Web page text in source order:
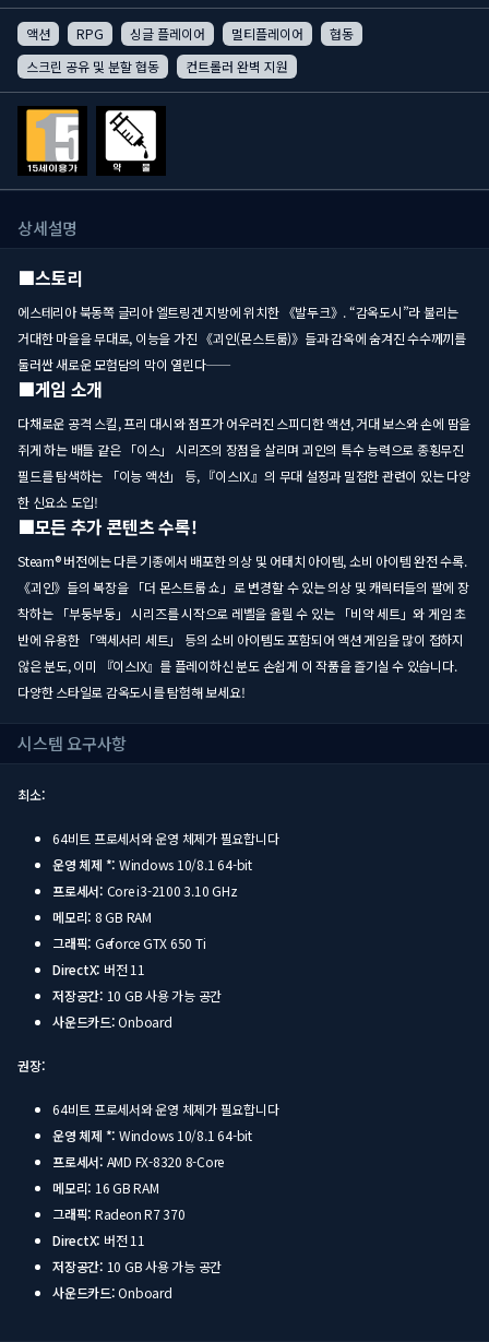
액션 RPG 싱글 플레이어 멀티플레이어
협동
스크린 공유 및 분할 협동
컨트롤러 완벽 지원
상세설명
■스토리
에스테리아 북동쪽 글리아 엘트링겐 지방에 위치한 《발두크》. “감옥도시”라 불리는
거대한 마을을 무대로, 이능을 가진 《괴인(몬스트룸)》들과 감옥에 숨겨진 수수께끼를
둘러싼 새로운 모험담의 막이 열린다――
■게임 소개
다채로운 공격 스킬, 프리 대시와 점프가 어우러진 스피디한 액션, 거대 보스와 손에 땀을
쥐게 하는 배틀 같은 「이스」 시리즈의 장점을 살리며 괴인의 특수 능력으로 종횡무진
필드를 탐색하는 「이능 액션」 등, 『이스Ⅸ』의 무대 설정과 밀접한 관련이 있는 다양
한 신요소 도입!
■모든 추가 콘텐츠 수록!
Steam® 버전에는 다른 기종에서 배포한 의상 및 어태치 아이템, 소비 아이템 완전 수록.
《괴인》들의 복장을 「더 몬스트룸 쇼」로 변경할 수 있는 의상 및 캐릭터들의 팔에 장
착하는 「부둥부둥」 시리즈를 시작으로 레벨을 올릴 수 있는 「비약 세트」와 게임 초
반에 유용한 「액세서리 세트」 등의 소비 아이템도 포함되어 액션 게임을 많이 접하지
않은 분도, 이미 『이스IX』를 플레이하신 분도 손쉽게 이 작품을 즐기실 수 있습니다.
다양한 스타일로 감옥도시를 탐험해 보세요!
시스템 요구사항
최소:
64비트 프로세서와 운영 체제가 필요합니다
운영 체제 *: Windows 10/8.1 64-bit
프로세서: Core i3-2100 3.10 GHz
메모리: 8 GB RAM
그래픽: Geforce GTX 650 Ti
DirectX: 버전 11
저장공간: 10 GB 사용 가능 공간
사운드카드:Onboard
권장:
64비트 프로세서와 운영 체제가 필요합니다
운영 체제 *: Windows 10/8.1 64-bit
프로세서: AMD FX-8320 8-Core
메모리: 16 GB RAM
그래픽: Radeon R7 370
DirectX: 버전 11
저장공간: 10 GB 사용 가능 공간
사운드카드:Onboard